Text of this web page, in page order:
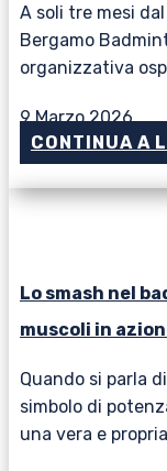
A soli tre mesi
Bergamo
organizzativa
9 Marzo 2026
CONTINUA A
Lo smash nel
muscoli in
Quando si parla
simbolo di
una vera e